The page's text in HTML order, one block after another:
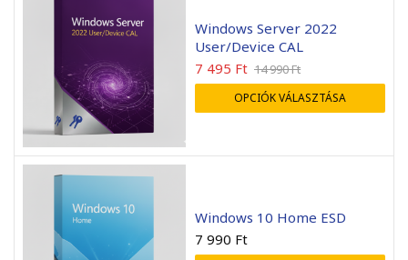
Windows Server 2022
User/Device CAL
14 990Ft
7 495 Ft
OPCIÓK VÁLASZTÁSA
Windows 10 Home ESD
7 990 Ft
2026-05-01 2026-04-08